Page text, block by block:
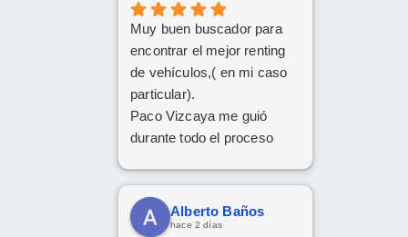
implicación y
profesionalidad, al final han
conseguido sacar adelante
la operación de renting.
Da gusto encontrarse con
personas así. ¡Mil gracias
Muy buen buscador para
encontrar el mejor renting
de vehículos,( en mi caso
particular).
Paco Vizcaya me guió
durante todo el proceso
Formentor al mejor precio.
Ahora a esperar la entrega
que esperamos sea lo más
Alberto Baños
hace 2 días